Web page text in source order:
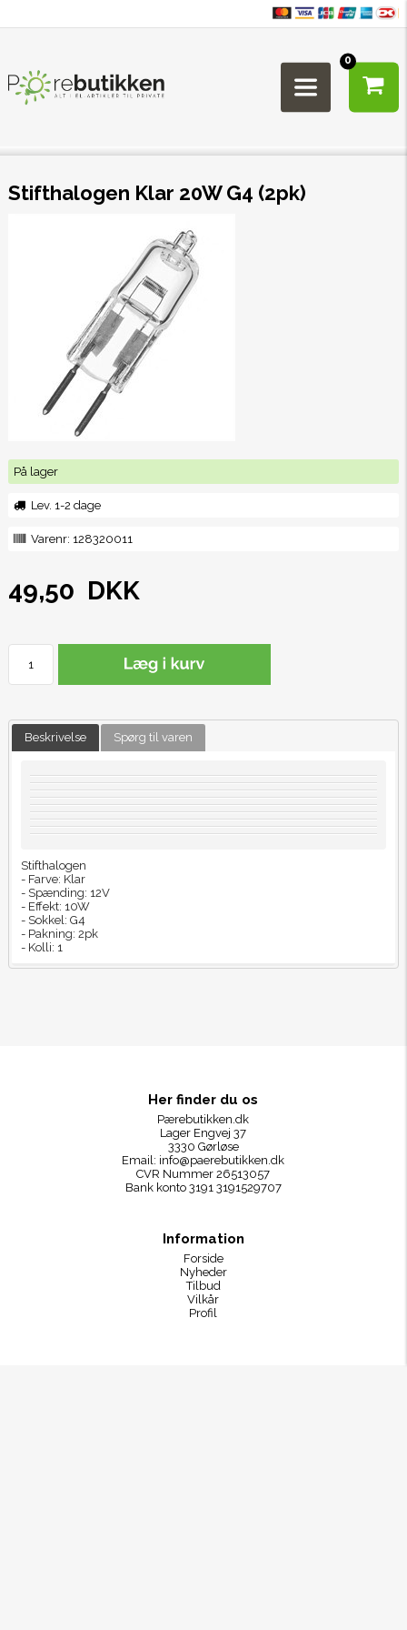
0
Stifthalogen Klar 20W G4 (2pk)
På lager
Lev. 1-2 dage
Varenr: 128320011
49,50 DKK
Beskrivelse Spørg til varen
Stifthalogen
- Farve: Klar
- Spænding: 12V
- Effekt: 10W
- Sokkel: G4
- Pakning: 2pk
- Kolli: 1
Her finder du os
Pærebutikken.dk
Lager Engvej 37
3330 Gørløse
Email: info@paerebutikken.dk
CVR Nummer 26513057
Bank konto 3191 3191529707
Information
Forside
Nyheder
Tilbud
Vilkår
Profil